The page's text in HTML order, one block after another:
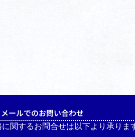
メールでのお問い合わせ
関するお問合せは以下より承りま